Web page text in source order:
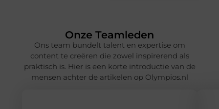
Onze Teamleden
Ons team bundelt talent en expertise om
content te creëren die zowel inspirerend als
praktisch is. Hier is een korte introductie van de
mensen achter de artikelen op Olympios.nl